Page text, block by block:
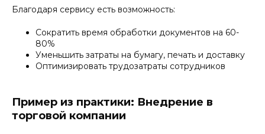
Благодаря сервису есть возможность:
Сократить время обработки документов на 60-
80%
Уменьшить затраты на бумагу, печать и доставку
Оптимизировать трудозатраты сотрудников
Пример из практики: Внедрение в
торговой компании